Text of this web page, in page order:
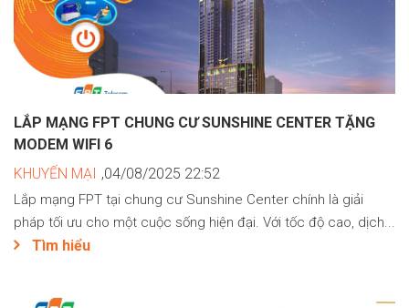
LẮP MẠNG FPT CHUNG CƯ SUNSHINE CENTER TẶNG
MODEM WIFI 6
KHUYẾN MẠI ,04/08/2025 22:52
Lắp mạng FPT tại chung cư Sunshine Center chính là giải
pháp tối ưu cho một cuộc sống hiện đại. Với tốc độ cao, dịch...
Tìm hiểu